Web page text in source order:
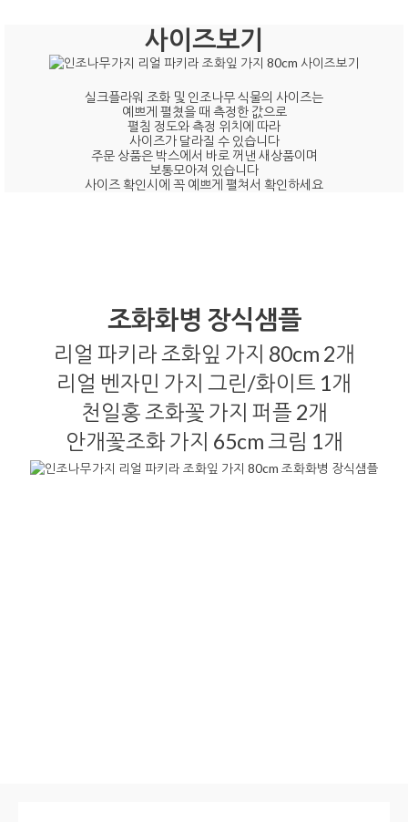
사이즈보기
실크플라워 조화 및 인조나무 식물의 사이즈는
예쁘게 펼쳤을 때 측정한 값으로
펼침 정도와 측정 위치에 따라
사이즈가 달라질 수 있습니다
주문 상품은 박스에서 바로 꺼낸 새상품이며
보통모아져 있습니다
사이즈 확인시에 꼭 예쁘게 펼쳐서 확인하세요
조화화병 장식샘플
리얼 파키라 조화잎 가지 80cm 2개
리얼 벤자민 가지 그린/화이트 1개
천일홍 조화꽃 가지 퍼플 2개
안개꽃조화 가지 65cm 크림 1개